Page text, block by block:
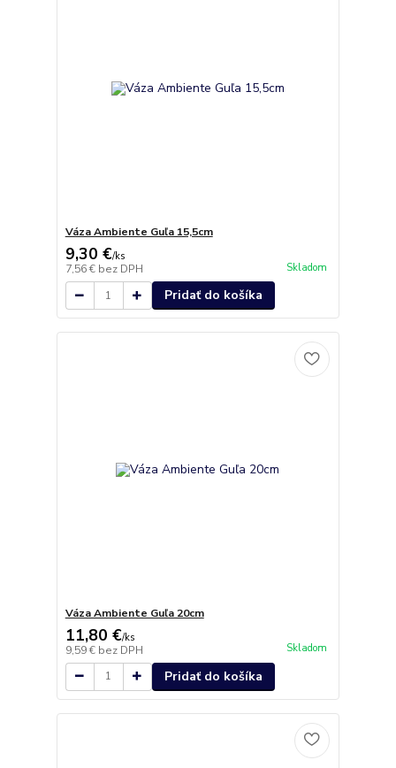
Váza Ambiente Guľa 15,5cm
9,30 €/ks
7,56 € bez DPH Skladom
Pridať do košíka
Váza Ambiente Guľa 20cm
11,80 €/ks
9,59 € bez DPH Skladom
Pridať do košíka